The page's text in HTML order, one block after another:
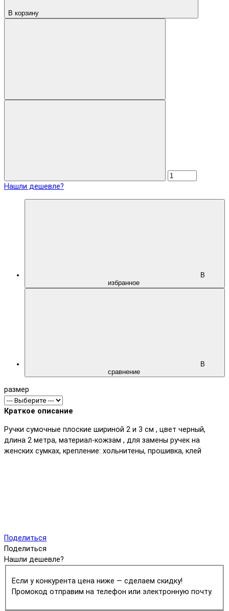
В корзину
Нашли дешевле?
В
избранное
В
сравнение
размер
Краткое описание
Ручки сумочные плоские шириной 2 и 3 см , цвет черный,
длина 2 метра, материал-кожзам , для замены ручек на
женских сумках, крепление: хольнитены, прошивка, клей
Поделиться
Поделиться
Нашли дешевле?
Если у конкурента цена ниже — сделаем скидку!
Промокод отправим на телефон или электронную почту.